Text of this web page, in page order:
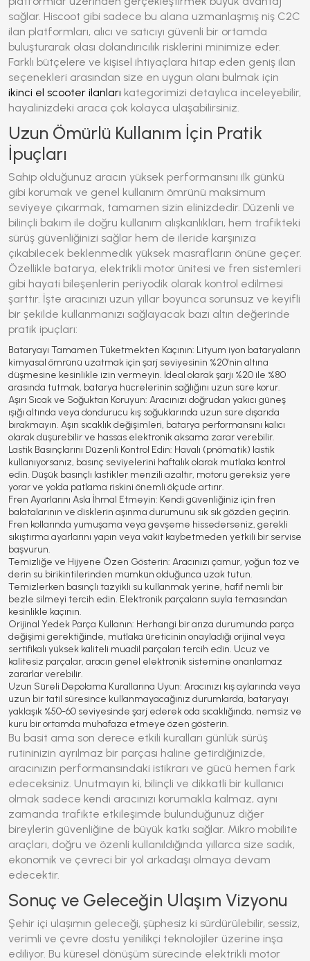
sağlar. Hiscoot gibi sadece bu alana uzmanlaşmış niş C2C
ilan platformları, alıcı ve satıcıyı güvenli bir ortamda
buluşturarak olası dolandırıcılık risklerini minimize eder.
Farklı bütçelere ve kişisel ihtiyaçlara hitap eden geniş ilan
seçenekleri arasından size en uygun olanı bulmak için
ikinci el scooter ilanları kategorimizi detaylıca inceleyebilir,
hayalinizdeki araca çok kolayca ulaşabilirsiniz.
Uzun Ömürlü Kullanım İçin Pratik
İpuçları
Sahip olduğunuz aracın yüksek performansını ilk günkü
gibi korumak ve genel kullanım ömrünü maksimum
seviyeye çıkarmak, tamamen sizin elinizdedir. Düzenli ve
bilinçli bakım ile doğru kullanım alışkanlıkları, hem trafikteki
sürüş güvenliğinizi sağlar hem de ileride karşınıza
çıkabilecek beklenmedik yüksek masrafların önüne geçer.
Özellikle batarya, elektrikli motor ünitesi ve fren sistemleri
gibi hayati bileşenlerin periyodik olarak kontrol edilmesi
şarttır. İşte aracınızı uzun yıllar boyunca sorunsuz ve keyifli
bir şekilde kullanmanızı sağlayacak bazı altın değerinde
pratik ipuçları:
Bataryayı Tamamen Tüketmekten Kaçının: Lityum iyon bataryaların
kimyasal ömrünü uzatmak için şarj seviyesinin %20'nin altına
düşmesine kesinlikle izin vermeyin. İdeal olarak şarjı %20 ile %80
arasında tutmak, batarya hücrelerinin sağlığını uzun süre korur.
Aşırı Sıcak ve Soğuktan Koruyun: Aracınızı doğrudan yakıcı güneş
ışığı altında veya dondurucu kış soğuklarında uzun süre dışarıda
bırakmayın. Aşırı sıcaklık değişimleri, batarya performansını kalıcı
olarak düşürebilir ve hassas elektronik aksama zarar verebilir.
Lastik Basınçlarını Düzenli Kontrol Edin: Havalı (pnömatik) lastik
kullanıyorsanız, basınç seviyelerini haftalık olarak mutlaka kontrol
edin. Düşük basınçlı lastikler menzili azaltır, motoru gereksiz yere
yorar ve yolda patlama riskini önemli ölçüde artırır.
Fren Ayarlarını Asla İhmal Etmeyin: Kendi güvenliğiniz için fren
balatalarının ve disklerin aşınma durumunu sık sık gözden geçirin.
Fren kollarında yumuşama veya gevşeme hissederseniz, gerekli
sıkıştırma ayarlarını yapın veya vakit kaybetmeden yetkili bir servise
başvurun.
Temizliğe ve Hijyene Özen Gösterin: Aracınızı çamur, yoğun toz ve
derin su birikintilerinden mümkün olduğunca uzak tutun.
Temizlerken basınçlı tazyikli su kullanmak yerine, hafif nemli bir
bezle silmeyi tercih edin. Elektronik parçaların suyla temasından
kesinlikle kaçının.
Orijinal Yedek Parça Kullanın: Herhangi bir arıza durumunda parça
değişimi gerektiğinde, mutlaka üreticinin onayladığı orijinal veya
sertifikalı yüksek kaliteli muadil parçaları tercih edin. Ucuz ve
kalitesiz parçalar, aracın genel elektronik sistemine onarılamaz
zararlar verebilir.
Uzun Süreli Depolama Kurallarına Uyun: Aracınızı kış aylarında veya
uzun bir tatil süresince kullanmayacağınız durumlarda, bataryayı
yaklaşık %50-60 seviyesinde şarj ederek oda sıcaklığında, nemsiz ve
kuru bir ortamda muhafaza etmeye özen gösterin.
Bu basit ama son derece etkili kuralları günlük sürüş
rutininizin ayrılmaz bir parçası haline getirdiğinizde,
aracınızın performansındaki istikrarı ve gücü hemen fark
edeceksiniz. Unutmayın ki, bilinçli ve dikkatli bir kullanıcı
olmak sadece kendi aracınızı korumakla kalmaz, aynı
zamanda trafikte etkileşimde bulunduğunuz diğer
bireylerin güvenliğine de büyük katkı sağlar. Mikro mobilite
araçları, doğru ve özenli kullanıldığında yıllarca size sadık,
ekonomik ve çevreci bir yol arkadaşı olmaya devam
edecektir.
Sonuç ve Geleceğin Ulaşım Vizyonu
Şehir içi ulaşımın geleceği, şüphesiz ki sürdürülebilir, sessiz,
verimli ve çevre dostu yenilikçi teknolojiler üzerine inşa
ediliyor. Bu küresel dönüşüm sürecinde elektrikli motor